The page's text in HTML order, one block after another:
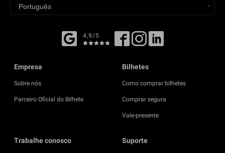
4,9/5
Empresa
Sobre nós
Parceiro Oficial do Bilhete
Bilhetes
Como comprar bilhetes
Comprar segura
Vale-presente
Trabalhe conosco Suporte